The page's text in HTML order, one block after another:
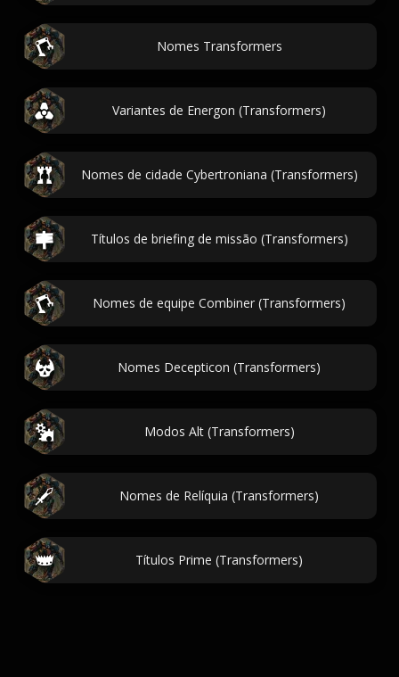
Nomes Transformers
Variantes de Energon (Transformers)
Nomes de cidade Cybertroniana (Transformers)
Títulos de briefing de missão (Transformers)
Nomes de equipe Combiner (Transformers)
Nomes Decepticon (Transformers)
Modos Alt (Transformers)
Nomes de Relíquia (Transformers)
Títulos Prime (Transformers)